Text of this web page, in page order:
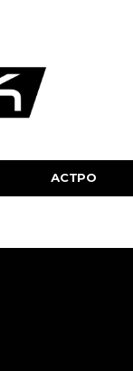
АСТРО